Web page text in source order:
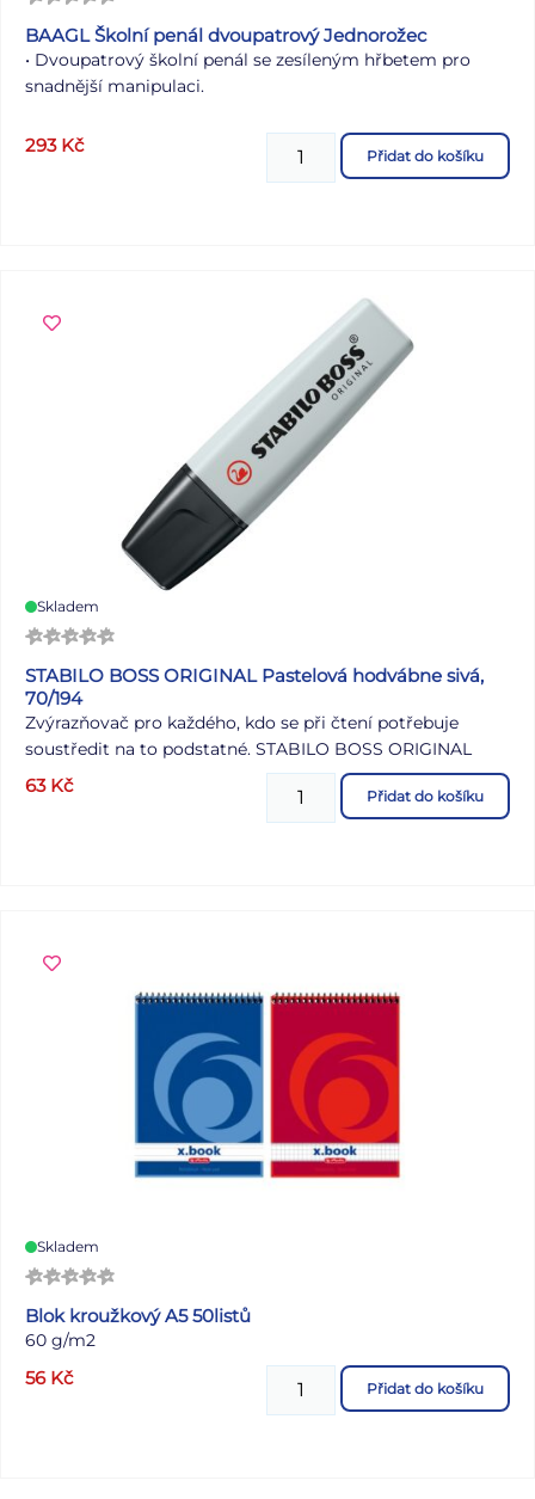
BAAGL Školní penál dvoupatrový Jednorožec
• Dvoupatrový školní penál se zesíleným hřbetem pro
snadnější manipulaci.
• Kvalitní gumičky v penálu zvládnou udržet i silné
293 Kč Přidat do košíku
Skladem
STABILO BOSS ORIGINAL Pastelová hodvábne sivá,
70/194
Zvýrazňovač pro každého, kdo se při čtení potřebuje
soustředit na to podstatné. STABILO BOSS ORIGINAL
nabízí nejvyšší kvalitu zpracování a pohodlí při psaní. Díky
technologii STABILO Anti-Dry-Out nabízí čtyři hodiny
ochrany proti vysychání. Zvýrazňovač, který lze znovu
63 Kč Přidat do košíku
Skladem
Blok kroužkový A5 50listů
60 g/m2
56 Kč Přidat do košíku